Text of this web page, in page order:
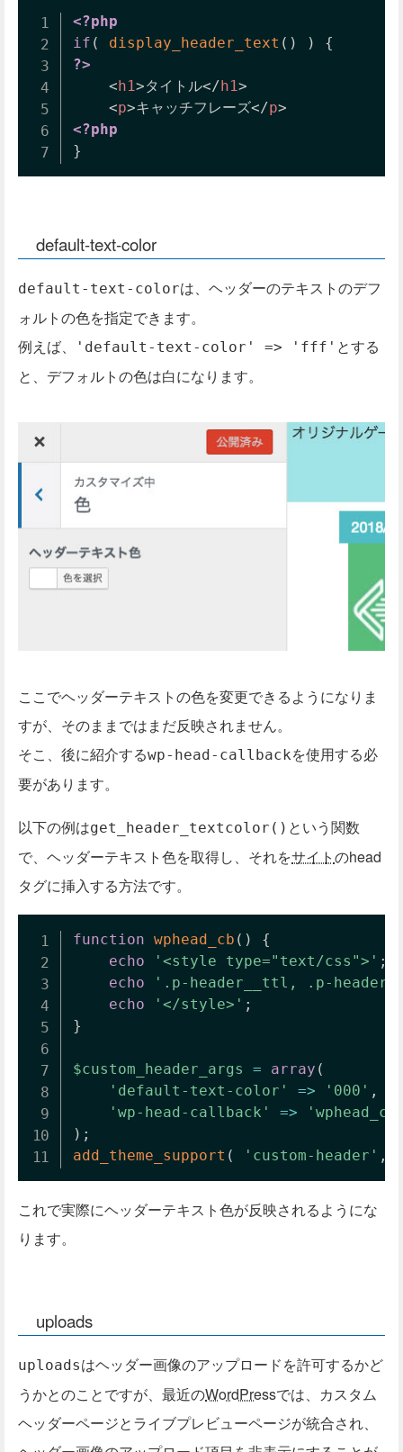
<?php
if ( display_header_text ( ) )
{
?>
<h1>タイトル</h1>
<p>キャッチフレーズ</p>
<?php
}
default-text-color
default-text-colorは、ヘッダーのテキストのデフ
ォルトの色を指定できます。
例えば、
'default-text-color' => 'fff' とする
と、デフォルトの色は白になります。
ここでヘッダーテキストの色を変更できるようになりま
すが、そのままではまだ反映されません。
そこ、後に紹介するwp-head-callbackを使用する必
要があります。
以下の例はget_header_textcolor() という関数
で、ヘッダーテキスト色を取得し、それをサイトのhead
タグに挿入する方法です。
function wphead_cb ( )
{
echo
'<style type="text/css">' ;
echo
'.p-header__ttl, .p-
echo
'</style>' ;
}
$custom_header_args = array (
'default-text-color'
=> '000' ,
'wp-head-callback'
=>
) ;
add_theme_support ( 'custom-header' ,
これで実際にヘッダーテキスト色が反映されるようにな
ります。
uploads
uploadsはヘッダー画像のアップロードを許可するかど
うかとのことですが、最近のWordPressでは、カスタム
ヘッダーページとライブプレビューページが統合され、